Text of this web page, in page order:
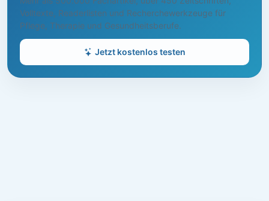
Volltexte, Readerlisten und Recherchewerkzeuge für
Pflege, Therapie und Gesundheitsberufe.
Jetzt kostenlos testen